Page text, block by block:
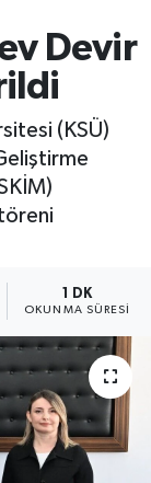
Devir
(KSÜ)
1 DK
OKUNMA SÜRESI